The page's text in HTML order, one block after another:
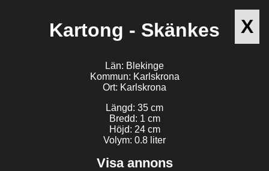
X
Kartong - Skänkes
Län: Blekinge
Kommun: Karlskrona
Ort: Karlskrona
Längd: 35 cm
Bredd: 1 cm
Höjd: 24 cm
Volym: 0.8 liter
Visa annons